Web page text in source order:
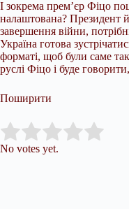
І зокрема прем’єр Фіцо
налаштована? Президент
завершення війни, потрібні
Україна готова
форматі, щоб були саме
руслі Фіцо і буде
Поширити
Rate this item:
No votes yet.